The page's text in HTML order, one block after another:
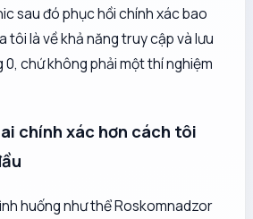
sau đó phục hồi chính xác bao
tôi là về khả năng truy cập và lưu
0, chứ không phải một thí nghiệm
chính xác hơn cách tôi
huống như thể Roskomnadzor